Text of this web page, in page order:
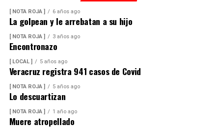
[ NOTA ROJA ] 6 años ago
La golpean y le arrebatan a su hijo
[ NOTA ROJA ] 3 años ago
Encontronazo
[ LOCAL ] 5 años ago
Veracruz registra 941 casos de Covid
[ NOTA ROJA ] 5 años ago
Lo descuartizan
[ NOTA ROJA ] 1 año ago
Muere atropellado